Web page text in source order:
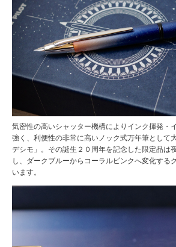
気密性の高いシャッター機構によりインク揮発・
強く、利便性の非常に高いノック式万年筆として
デシモ」。その誕生２０周年を記念した限定品は
し、ダークブルーからコーラルピンクへ変化する
います。